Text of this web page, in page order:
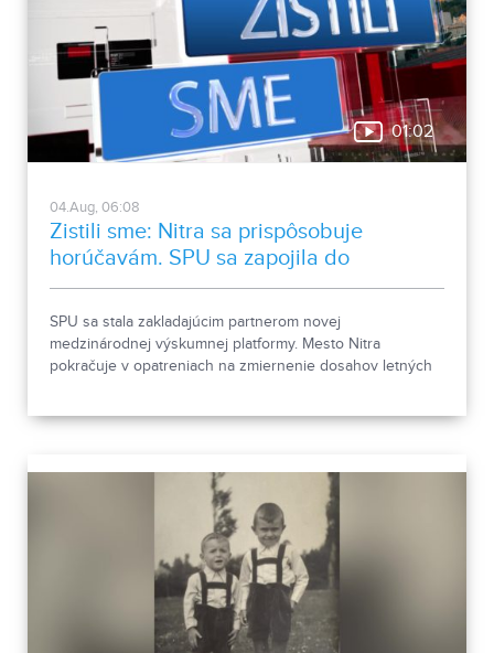
01:02
04.Aug, 06:08
Zistili sme: Nitra sa prispôsobuje
horúčavám. SPU sa zapojila do
medzinárodnej platformy
SPU sa stala zakladajúcim partnerom novej
medzinárodnej výskumnej platformy. Mesto Nitra
pokračuje v opatreniach na zmiernenie dosahov letných